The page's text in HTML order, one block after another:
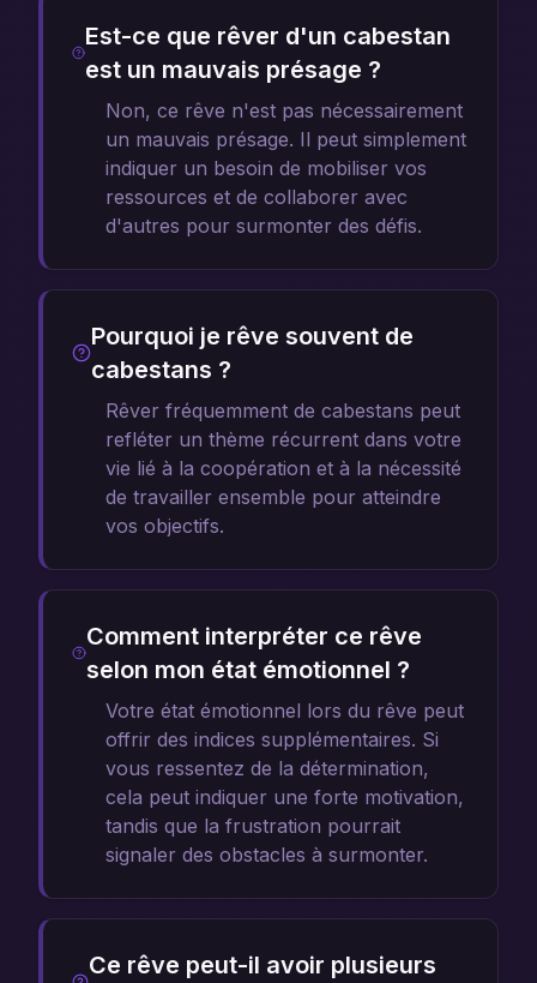
Est-ce que rêver d'un cabestan
est un mauvais présage ?
Non, ce rêve n'est pas nécessairement
un mauvais présage. Il peut simplement
indiquer un besoin de mobiliser vos
ressources et de collaborer avec
d'autres pour surmonter des défis.
Pourquoi je rêve souvent de
cabestans ?
Rêver fréquemment de cabestans peut
refléter un thème récurrent dans votre
vie lié à la coopération et à la nécessité
de travailler ensemble pour atteindre
vos objectifs.
Comment interpréter ce rêve
selon mon état émotionnel ?
Votre état émotionnel lors du rêve peut
offrir des indices supplémentaires. Si
vous ressentez de la détermination,
cela peut indiquer une forte motivation,
tandis que la frustration pourrait
signaler des obstacles à surmonter.
Ce rêve peut-il avoir plusieurs